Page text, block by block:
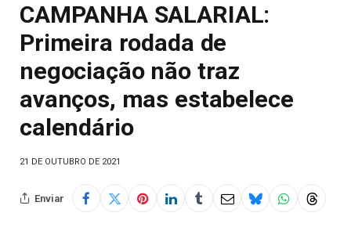
CAMPANHA SALARIAL:
Primeira rodada de
negociação não traz
avanços, mas estabelece
calendário
21 DE OUTUBRO DE 2021
Enviar